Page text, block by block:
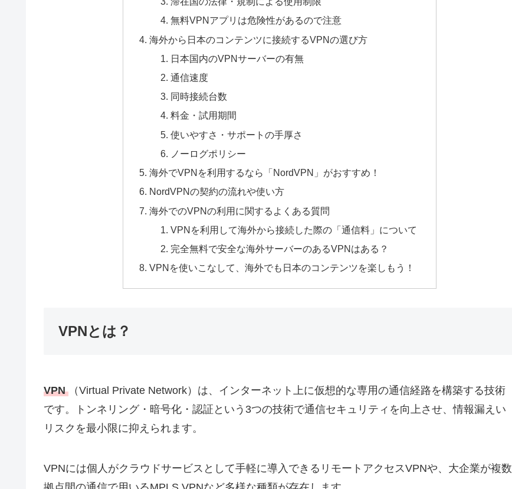
無料VPNアプリは危険性があるので注意
海外から日本のコンテンツに接続するVPNの選び方
日本国内のVPNサーバーの有無
通信速度
同時接続台数
料金・試用期間
使いやすさ・サポートの手厚さ
ノーログポリシー
海外でVPNを利用するなら「NordVPN」がおすすめ！
NordVPNの契約の流れや使い方
海外でのVPNの利用に関するよくある質問
VPNを利用して海外から接続した際の「通信料」について
完全無料で安全な海外サーバーのあるVPNはある？
VPNを使いこなして、海外でも日本のコンテンツを楽しもう！
VPNとは？
VPN （Virtual Private Network）は、インターネット上に仮想的な専用の通信経路を構築する技術
です。トンネリング・暗号化・認証という3つの技術で通信セキュリティを向上させ、情報漏えい
リスクを最小限に抑えられます。
VPNには個人がクラウドサービスとして手軽に導入できるリモートアクセスVPNや、大企業が複数